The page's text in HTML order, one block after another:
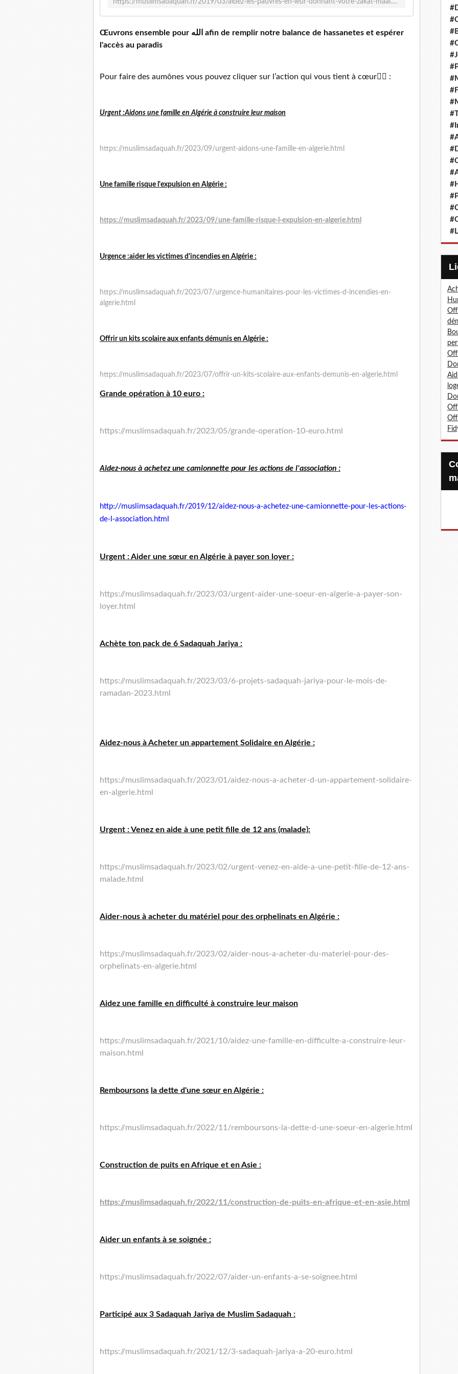
https://muslimsadaquah.fr/2019/03/aidez-les-pauvres-en-leur-donnant-votre-zakat-maal.html
Œuvrons ensemble pour الله afin de remplir notre balance de hassanetes et espérer
l'accès au paradis
Pour faire des aumônes vous pouvez cliquer sur l’action qui vous tient à cœur👇🏼 :
Urgent :Aidons une famille en Algérie à construire leur maison
https://muslimsadaquah.fr/2023/09/urgent-aidons-une-famille-en-algerie.html
Une famille risque l'expulsion en Algérie :
https://muslimsadaquah.fr/2023/09/une-famille-risque-l-expulsion-en-algerie.html
Urgence :aider les victimes d'incendies en Algérie :
https://muslimsadaquah.fr/2023/07/urgence-humanitaires-pour-les-victimes-d-incendies-en-
algerie.html
Offrir un kits scolaire aux enfants démunis en Algérie :
https://muslimsadaquah.fr/2023/07/offrir-un-kits-scolaire-aux-enfants-demunis-en-algerie.html
Grande opération à 10 euro :
https://muslimsadaquah.fr/2023/05/grande-operation-10-euro.html
Aidez-nous à achetez une camionnette pour les actions de l'association :
http://muslimsadaquah.fr/2019/12/aidez-nous-a-achetez-une-camionnette-pour-les-actions-
de-l-association.html
Urgent : Aider une sœur en Algérie à payer son loyer :
https://muslimsadaquah.fr/2023/03/urgent-aider-une-soeur-en-algerie-a-payer-son-
loyer.html
Achète ton pack de 6 Sadaquah Jariya :
https://muslimsadaquah.fr/2023/03/6-projets-sadaquah-jariya-pour-le-mois-de-
ramadan-2023.html
Aidez-nous à Acheter un appartement Solidaire en Algérie :
https://muslimsadaquah.fr/2023/01/aidez-nous-a-acheter-d-un-appartement-solidaire-
en-algerie.html
Urgent : Venez en aide à une petit fille de 12 ans (malade):
https://muslimsadaquah.fr/2023/02/urgent-venez-en-aide-a-une-petit-fille-de-12-ans-
malade.html
Aider-nous à acheter du matériel pour des orphelinats en Algérie :
https://muslimsadaquah.fr/2023/02/aider-nous-a-acheter-du-materiel-pour-des-
orphelinats-en-algerie.html
Aidez une famille en difficulté à construire leur maison
https://muslimsadaquah.fr/2021/10/aidez-une-famille-en-difficulte-a-construire-leur-
maison.html
Remboursons la dette d'une sœur en Algérie :
https://muslimsadaquah.fr/2022/11/remboursons-la-dette-d-une-soeur-en-algerie.html
Construction de puits en Afrique et en Asie :
https://muslimsadaquah.fr/2022/11/construction-de-puits-en-afrique-et-en-asie.html
Aider un enfants à se soignée :
https://muslimsadaquah.fr/2022/07/aider-un-enfants-a-se-soignee.html
Participé aux 3 Sadaquah Jariya de Muslim Sadaquah :
https://muslimsadaquah.fr/2021/12/3-sadaquah-jariya-a-20-euro.html
Confiez-nous votre Zakat-al-